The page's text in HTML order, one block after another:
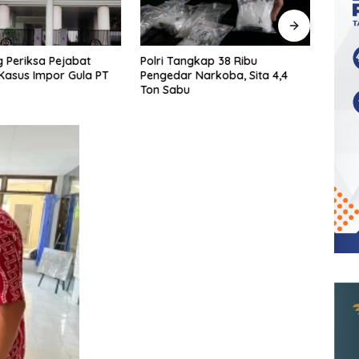
Periksa Pejabat
Impor Gula PT
Polri Tangkap 38 Ribu
Pengedar Narkoba, Sita 4,4
Ton Sabu